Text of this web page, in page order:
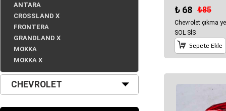
ANTARA
CROSSLAND X
FRONTERA
GRANDLAND X
MOKKA
MOKKA X
CHEVROLET
₺ 68 ₺85
Chevrolet çıkma
SOL SİS
Sepete Ekle